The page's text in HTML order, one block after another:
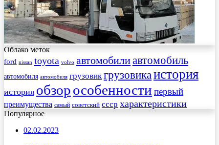
Облако меток
ford nissan toyota volvo автомобилиавтомобиль
автомобиля автомобиля грузовик грузовикаистория
история обзорособенности первый
преимущества самый советский ссср характеристики
Популярное
02.02.2023